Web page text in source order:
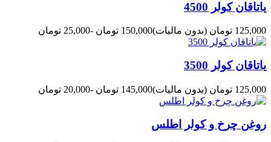
یاتاقان کولر 4500
125,000 تومان (بدون مالیات)150,000 تومان -25,000 تومان
یاتاقان کولر 3500
125,000 تومان (بدون مالیات)145,000 تومان -20,000 تومان
روغن چرخ و کولر اطلس